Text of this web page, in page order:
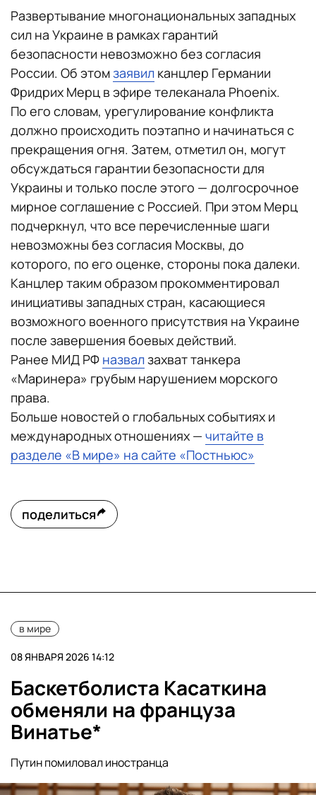
Развертывание многонациональных западных
сил на Украине в рамках гарантий
безопасности невозможно без согласия
России. Об этомзаявил канцлер Германии
Фридрих Мерц в эфире телеканала Phoenix.
По его словам, урегулирование конфликта
должно происходить поэтапно и начинаться с
прекращения огня. Затем, отметил он, могут
обсуждаться гарантии безопасности для
Украины и только после этого — долгосрочное
мирное соглашение с Россией. При этом Мерц
подчеркнул, что все перечисленные шаги
невозможны без согласия Москвы, до
которого, по его оценке, стороны пока далеки.
Канцлер таким образом прокомментировал
инициативы западных стран, касающиеся
возможного военного присутствия на Украине
после завершения боевых действий.
Ранее МИД РФ назвалзахват танкера
«Маринера» грубым нарушением морского
права.
Больше новостей о глобальных событиях и
международных отношениях — читайте в
разделе «В мире» на сайте «Постньюс»
поделиться
в мире
08 ЯНВАРЯ 2026 14:12
Баскетболиста Касаткина
обменяли на француза
Винатье*
Путин помиловал иностранца